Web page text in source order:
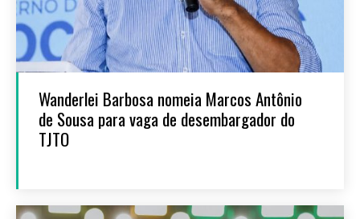
Wanderlei Barbosa nomeia Marcos Antônio
de Sousa para vaga de desembargador do
TJTO